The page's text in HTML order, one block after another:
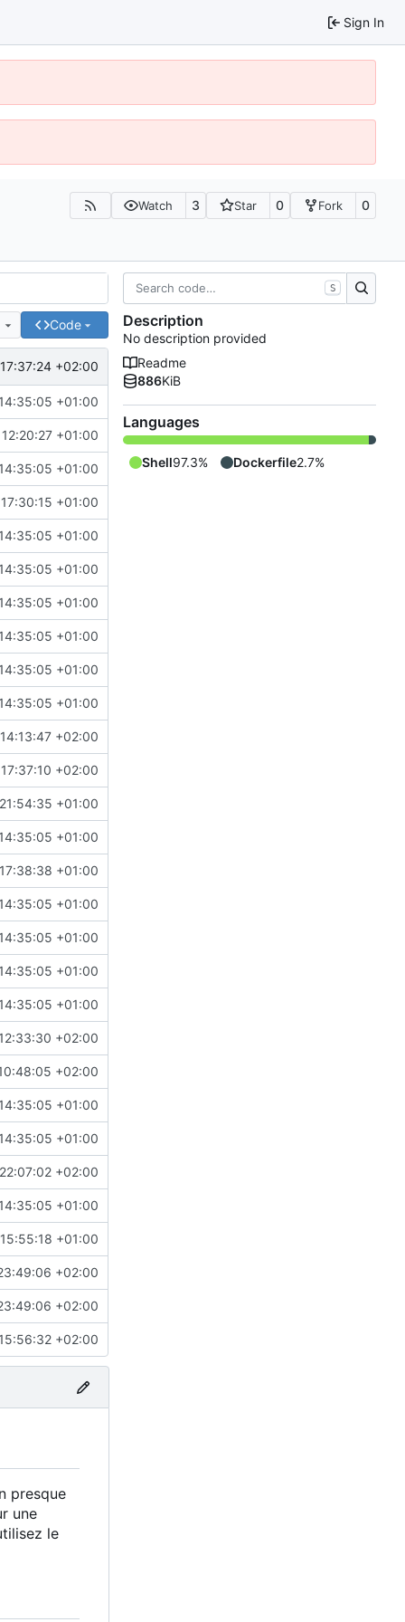
Sign In
Watch 3 Star 0 Fork 0
Code
+02:00
+01:00
+01:00
+01:00
+01:00
+01:00
+01:00
+01:00
+01:00
+01:00
+01:00
+02:00
+02:00
+01:00
+01:00
+01:00
+01:00
+01:00
+01:00
+01:00
+02:00
+02:00
+01:00
+01:00
+02:00
+01:00
+01:00
+02:00
+02:00
+02:00
presque
une
le
S
Description
No description provided
Readme
886KiB
Languages
Shell97.3% Dockerfile2.7%